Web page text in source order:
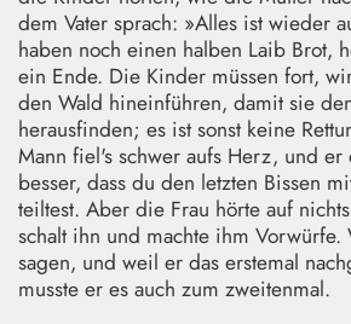
dem Vater sprach: »Alles ist wieder
haben noch einen halben Laib Brot,
ein Ende. Die Kinder müssen fort,
den Wald hineinführen, damit sie
herausfinden; es ist sonst keine
Mann fiel's schwer aufs Herz, und er
besser, dass du den letzten Bissen
teiltest. Aber die Frau hörte auf
schalt ihn und machte ihm Vorwürfe.
sagen, und weil er das erstemal
musste er es auch zum zweitenmal.